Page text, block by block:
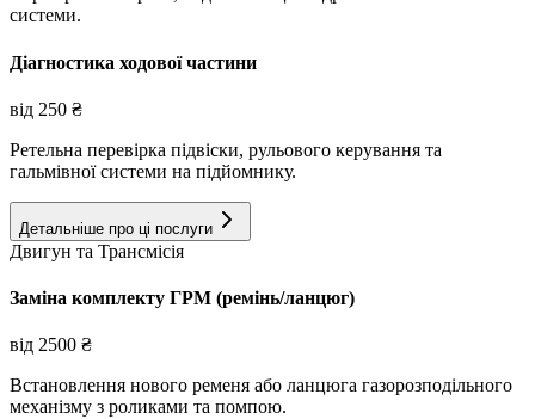
системи.
Діагностика ходової частини
від 250 ₴
Ретельна перевірка підвіски, рульового керування та
гальмівної системи на підйомнику.
Детальніше про ці послуги
Двигун та Трансмісія
Заміна комплекту ГРМ (ремінь/ланцюг)
від 2500 ₴
Встановлення нового ременя або ланцюга газорозподільного
механізму з роликами та помпою.